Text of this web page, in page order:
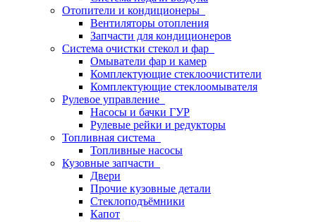
Отопители и кондиционеры
Вентиляторы отопления
Запчасти для кондиционеров
Система очистки стекол и фар
Омыватели фар и камер
Комплектующие стеклоочистители
Комплектующие стеклоомывателя
Рулевое управление
Насосы и бачки ГУР
Рулевые рейки и редукторы
Топливная система
Топливные насосы
Кузовные запчасти
Двери
Прочие кузовные детали
Стеклоподъёмники
Капот